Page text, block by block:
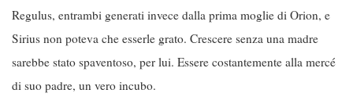
Regulus, entrambi generati invece dalla prima moglie di Orion, e
Sirius non poteva che esserle grato. Crescere senza una madre
sarebbe stato spaventoso, per lui. Essere costantemente alla mercé
di suo padre, un vero incubo.